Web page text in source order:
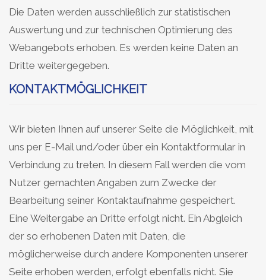
Die Daten werden ausschließlich zur statistischen
Auswertung und zur technischen Optimierung des
Webangebots erhoben. Es werden keine Daten an
Dritte weitergegeben.
KONTAKTMÖGLICHKEIT
Wir bieten Ihnen auf unserer Seite die Möglichkeit, mit
uns per E-Mail und/oder über ein Kontaktformular in
Verbindung zu treten. In diesem Fall werden die vom
Nutzer gemachten Angaben zum Zwecke der
Bearbeitung seiner Kontaktaufnahme gespeichert.
Eine Weitergabe an Dritte erfolgt nicht. Ein Abgleich
der so erhobenen Daten mit Daten, die
möglicherweise durch andere Komponenten unserer
Seite erhoben werden, erfolgt ebenfalls nicht. Sie